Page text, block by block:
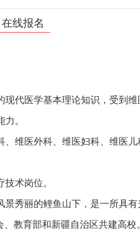
在线报名
代医学基本理论知识，受到
。
维医外科、维医妇科、维医
术岗位。
秀丽的鲤鱼山下，是一所具
教育部和新疆自治区共建高校